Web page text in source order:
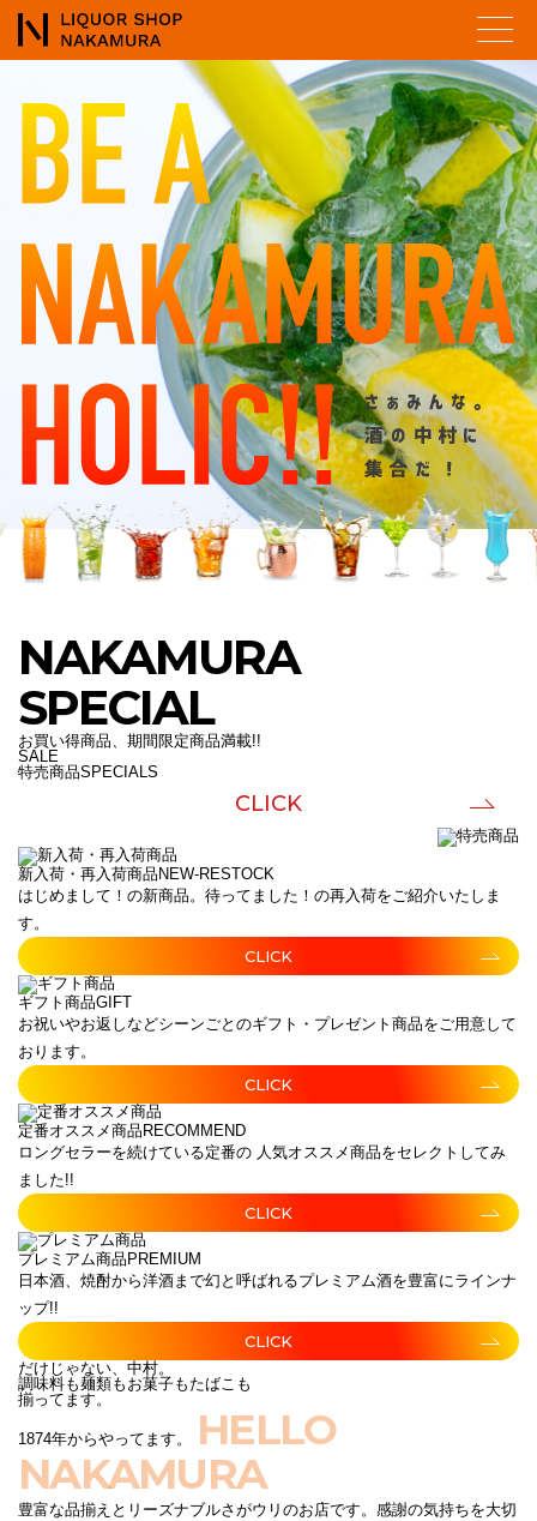
NAKAMURA
SPECIAL
お買い得商品、期間限定商品満載!!
SALE
特売商品SPECIALS
CLICK
新入荷・再入荷商品 NEW-RESTOCK
はじめまして！の新商品。待ってました！の再入荷をご紹介いたしま
す。
CLICK
ギフト商品GIFT
お祝いやお返しなどシーンごとのギフト・プレゼント商品をご用意して
おります。
CLICK
定番オススメ商品 RECOMMEND
ロングセラーを続けている定番の 人気オススメ商品をセレクトしてみ
ました!!
CLICK
プレミアム商品 PREMIUM
日本酒、焼酎から洋酒まで幻と呼ばれるプレミアム酒を豊富にラインナ
ップ!!
CLICK
だけじゃない、中村。
調味料も麺類もお菓子もたばこも
揃ってます。
1874年からやってます。
HELLO
NAKAMURA
豊富な品揃えとリーズナブルさがウリのお店です。感謝の気持ちを大切